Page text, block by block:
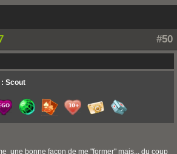
#50
: Scout
une bonne façon de me "former" mais... du coup